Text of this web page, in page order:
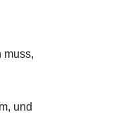
muss,
und